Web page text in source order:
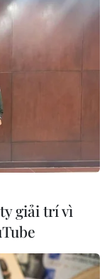
giải trí vì